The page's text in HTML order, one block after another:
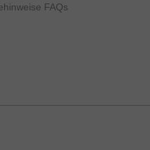
FAQs